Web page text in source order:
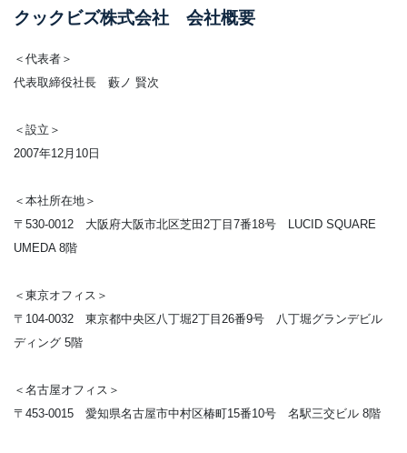
クックビズ株式会社 会社概要
＜代表者＞
代表取締役社長 藪ノ 賢次
＜設立＞
2007年12月10日
＜本社所在地＞
〒530-0012 大阪府大阪市北区芝田2丁目7番18号 LUCID SQUARE
UMEDA 8階
＜東京オフィス＞
〒104-0032 東京都中央区八丁堀2丁目26番9号 八丁堀グランデビル
ディング 5階
＜名古屋オフィス＞
〒453-0015 愛知県名古屋市中村区椿町15番10号 名駅三交ビル 8階